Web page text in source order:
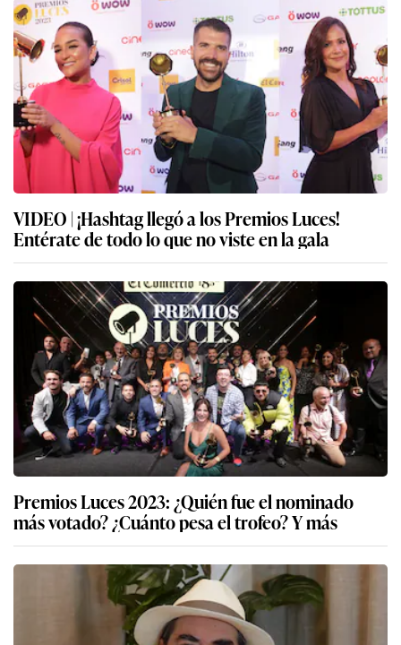
VIDEO | ¡Hashtag llegó a los Premios Luces!
Entérate de todo lo que no viste en la gala
Premios Luces 2023: ¿Quién fue el nominado
más votado? ¿Cuánto pesa el trofeo? Y más